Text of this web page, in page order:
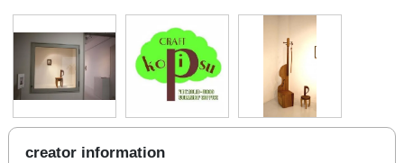
creator information